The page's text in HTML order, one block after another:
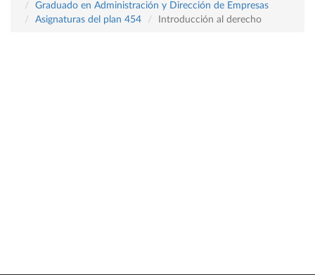
Graduado en Administración y Dirección de Empresas
Asignaturas del plan 454
Introducción al derecho